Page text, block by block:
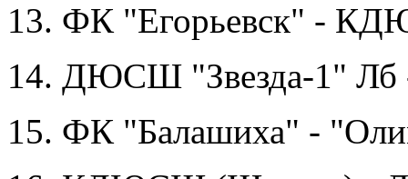
13. ФК "Егорьевск" -
14. ДЮСШ "Звезда-1"
15. ФК "Балашиха" -